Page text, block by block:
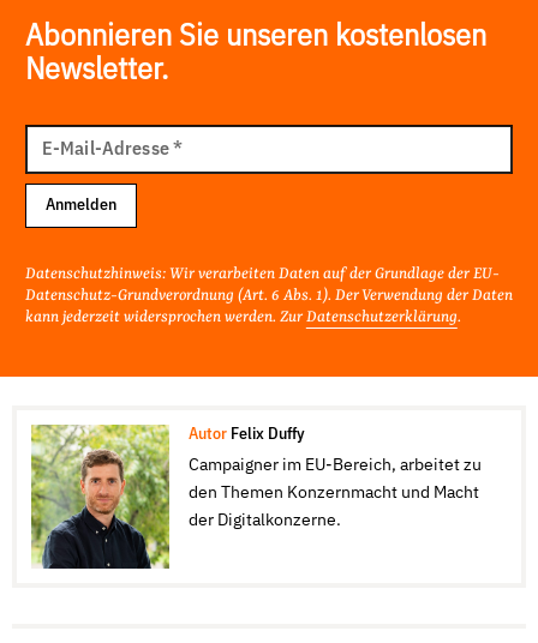
Abonnieren Sie unseren kostenlosen
Newsletter.
Mail
Adresse
E-Mail-Adresse*
Anmelden
Datenschutzhinweis: Wir verarbeiten Daten auf der Grundlage der EU-
Datenschutz-Grundverordnung (Art. 6 Abs. 1). Der Verwendung der Daten
kann jederzeit widersprochen werden. Zur Datenschutzerklärung.
Autor Felix Duffy
Campaigner im EU-Bereich, arbeitet zu
den Themen Konzernmacht und Macht
der Digitalkonzerne.